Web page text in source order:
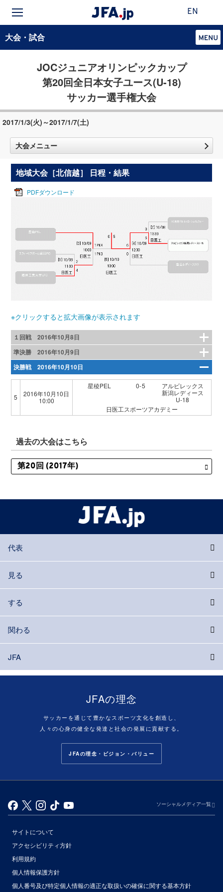
EN
大会・試合
JOCジュニアオリンピックカップ
第20回全日本女子ユース(U-18)
サッカー選手権大会
2017/1/3(火)～2017/1/7(土)
大会メニュー
地域大会［北信越］ 日程・結果
PDFダウンロード
※クリックすると拡大画像が表示されます
１回戦 2016年10月8日
準決勝 2016年10月9日
決勝戦 2016年10月10日
5
2016年10月10日
10:00
星稜PEL 0-5
アルビレックス
新潟レディース
U-18
日医工スポーツアカデミー
過去の大会はこちら
代表
見る
する
関わる
JFA
JFAの理念
サッカーを通じて豊かなスポーツ文化を創造し、
人々の心身の健全な発達と社会の発展に貢献する。
JFAの理念・ビジョン・バリュー
ソーシャルメディア一覧
サイトについて
アクセシビリティ方針
利用規約
個人情報保護方針
個人番号及び特定個人情報の適正な取扱いの確保に関する基本方針